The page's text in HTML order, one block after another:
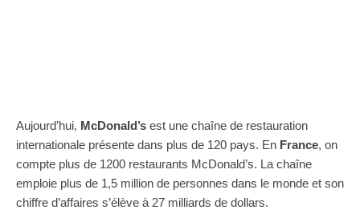
Aujourd’hui, McDonald’s est une chaîne de restauration
internationale présente dans plus de 120 pays. En France, on
compte plus de 1200 restaurants McDonald’s. La chaîne
emploie plus de 1,5 million de personnes dans le monde et son
chiffre d’affaires s’élève à 27 milliards de dollars.